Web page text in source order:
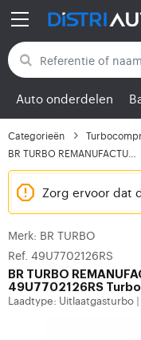
Terug naar
Auto onderdelen
Categorieën
Zorg ervoor dat
Merk: BR TURBO
Ref. 49U7702126RS
BR TURBO
49U7702126RS
Laadtype: Uitlaatgasturbo